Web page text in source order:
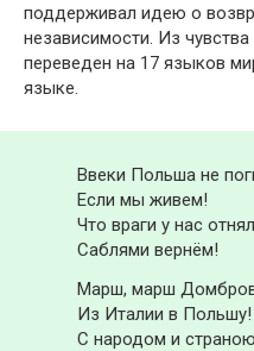
поддерживал идею о
независимости. Из
переведен на 17 языков
языке.
Ввеки Польша не
Если мы живем!
Что враги у нас
Саблями вернём!
Марш, марш
Из Италии в Польшу!
С народом и